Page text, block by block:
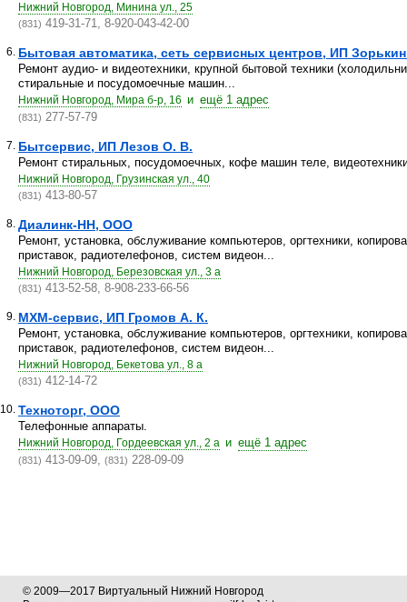
Нижний Новгород, Минина ул., 25
(831) 419-31-71, 8-920-043-42-00
6. Бытовая автоматика, сеть сервисных центров, ИП
Ремонт аудио- и видеотехники, крупной бытовой техники
стиральные и посудомоечные машин...
Нижний Новгород, Мира б-р, 16 и ещё 1 адрес
(831) 277-57-79
7. Бытсервис, ИП Лезов О. В.
Ремонт стиральных, посудомоечных, кофе машин теле,
Нижний Новгород, Грузинская ул., 40
(831) 413-80-57
8. Диалинк-НН, ООО
Ремонт, установка, обслуживание компьютеров, оргтехники,
приставок, радиотелефонов, систем видеон...
Нижний Новгород, Березовская ул., 3 а
(831) 413-52-58, 8-908-233-66-56
9. МХМ-сервис, ИП Громов А. К.
Ремонт, установка, обслуживание компьютеров, оргтехники,
приставок, радиотелефонов, систем видеон...
Нижний Новгород, Бекетова ул., 8 а
(831) 412-14-72
10. Техноторг, ООО
Телефонные аппараты.
Нижний Новгород, Гордеевская ул., 2 а и ещё 1 адрес
(831) 413-09-09, (831) 228-09-09
© 2009—2017 Виртуальный Нижний Новгород